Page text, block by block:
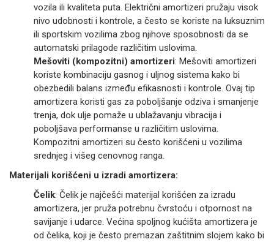
vozila ili kvaliteta puta. Električni amortizeri pružaju visok
nivo udobnosti i kontrole, a često se koriste na luksuznim
ili sportskim vozilima zbog njihove sposobnosti da se
automatski prilagode različitim uslovima.
Mešoviti (kompozitni) amortizeri: Mešoviti amortizeri
koriste kombinaciju gasnog i uljnog sistema kako bi
obezbedili balans između efikasnosti i kontrole. Ovaj tip
amortizera koristi gas za poboljšanje odziva i smanjenje
trenja, dok ulje pomaže u ublažavanju vibracija i
poboljšava performanse u različitim uslovima.
Kompozitni amortizeri su često korišćeni u vozilima
srednjeg i višeg cenovnog ranga.
Materijali korišćeni u izradi amortizera:
Čelik: Čelik je najčešći materijal korišćen za izradu
amortizera, jer pruža potrebnu čvrstoću i otpornost na
savijanje i udarce. Većina spoljnog kućišta amortizera je
od čelika, koji je često premazan zaštitnim slojem kako bi